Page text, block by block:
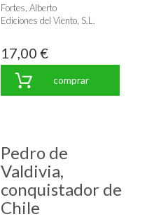
Fortes, Alberto
Ediciones del Viento, S.L.
17,00 €
comprar
Pedro de
Valdivia,
conquistador de
Chile